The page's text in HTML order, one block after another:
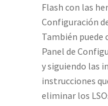
Flash con las
Configuración
También puede
Panel de
y siguiendo las
instrucciones
eliminar los